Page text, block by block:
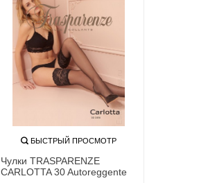
БЫСТРЫЙ ПРОСМОТР
Чулки TRASPARENZE
CARLOTTA 30 Autoreggente